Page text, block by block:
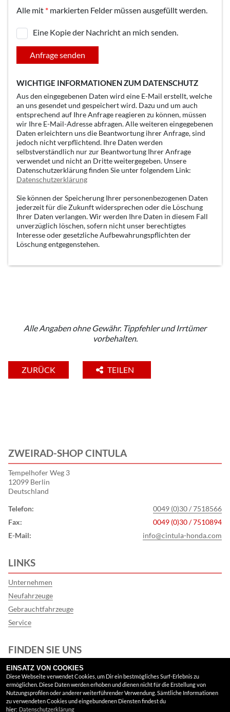
Alle mit * markierten Felder müssen ausgefüllt werden.
Eine Kopie der Nachricht an mich senden.
Anfrage senden
WICHTIGE INFORMATIONEN ZUM DATENSCHUTZ
Aus den eingegebenen Daten wird eine E-Mail erstellt, welche
an uns gesendet und gespeichert wird. Dazu und um auch
entsprechend auf Ihre Anfrage reagieren zu können, müssen
wir Ihre E-Mail-Adresse abfragen. Alle weiteren eingegebenen
Daten erleichtern uns die Beantwortung ihrer Anfrage, sind
jedoch nicht verpflichtend. Ihre Daten werden
selbstverständlich nur zur Beantwortung Ihrer Anfrage
verwendet und nicht an Dritte weitergegeben. Unsere
Datenschutzerklärung finden Sie unter folgendem Link:
Datenschutzerklärung
Sie können der Speicherung Ihrer personenbezogenen Daten
jederzeit für die Zukunft widersprechen oder die Löschung
Ihrer Daten verlangen. Wir werden Ihre Daten in diesem Fall
unverzüglich löschen, sofern nicht unser berechtigtes
Interesse oder gesetzliche Aufbewahrungspflichten der
Löschung entgegenstehen.
Alle Angaben ohne Gewähr. Tippfehler und Irrtümer
vorbehalten.
ZURÜCK TEILEN
ZWEIRAD-SHOP CINTULA
Tempelhofer Weg 3
12099 Berlin
Deutschland
Telefon:
0049 (0)30 / 7518566
Fax:
0049 (0)30 / 7510894
E-Mail:
info@cintula-honda.com
LINKS
Unternehmen
Neufahrzeuge
Gebrauchtfahrzeuge
Service
FINDEN SIE UNS
Facebook
Google Maps
EINSATZ VON COOKIES
Diese Webseite verwendet Cookies, um Dir ein bestmögliches Surf-Erlebnis zu
ermöglichen. Diese Daten werden erhoben und dienen nicht für die Erstellung von
Nutzungsprofilen oder anderer weiterführender Verwendung. Sämtliche Informationen
zu verwendeten Cookies und eingebundenen Diensten findest du
hier: Datenschutzerklärung